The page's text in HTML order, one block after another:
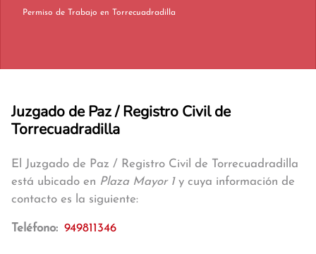
Permiso de Trabajo en Torrecuadradilla
Juzgado de Paz / Registro Civil de
Torrecuadradilla
El Juzgado de Paz / Registro Civil de Torrecuadradilla
está ubicado en Plaza Mayor 1y cuya información de
contacto es la siguiente:
Teléfono: 949811346